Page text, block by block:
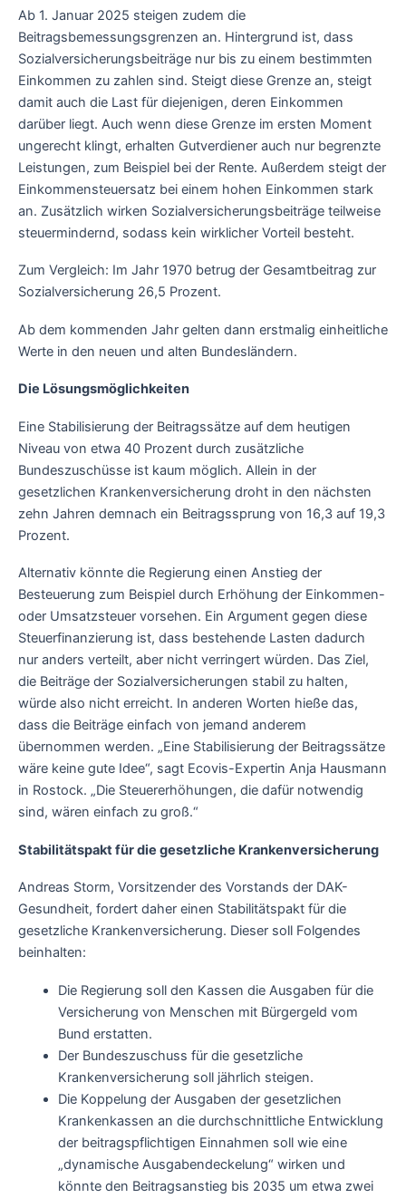
Ab 1. Januar 2025 steigen zudem die
Beitragsbemessungsgrenzen an. Hintergrund ist, dass
Sozialversicherungsbeiträge nur bis zu einem bestimmten
Einkommen zu zahlen sind. Steigt diese Grenze an, steigt
damit auch die Last für diejenigen, deren Einkommen
darüber liegt. Auch wenn diese Grenze im ersten Moment
ungerecht klingt, erhalten Gutverdiener auch nur begrenzte
Leistungen, zum Beispiel bei der Rente. Außerdem steigt der
Einkommensteuersatz bei einem hohen Einkommen stark
an. Zusätzlich wirken Sozialversicherungsbeiträge teilweise
steuermindernd, sodass kein wirklicher Vorteil besteht.
Zum Vergleich: Im Jahr 1970 betrug der Gesamtbeitrag zur
Sozialversicherung 26,5 Prozent.
Ab dem kommenden Jahr gelten dann erstmalig einheitliche
Werte in den neuen und alten Bundesländern.
Die Lösungsmöglichkeiten
Eine Stabilisierung der Beitragssätze auf dem heutigen
Niveau von etwa 40 Prozent durch zusätzliche
Bundeszuschüsse ist kaum möglich. Allein in der
gesetzlichen Krankenversicherung droht in den nächsten
zehn Jahren demnach ein Beitragssprung von 16,3 auf 19,3
Prozent.
Alternativ könnte die Regierung einen Anstieg der
Besteuerung zum Beispiel durch Erhöhung der Einkommen-
oder Umsatzsteuer vorsehen. Ein Argument gegen diese
Steuerfinanzierung ist, dass bestehende Lasten dadurch
nur anders verteilt, aber nicht verringert würden. Das Ziel,
die Beiträge der Sozialversicherungen stabil zu halten,
würde also nicht erreicht. In anderen Worten hieße das,
dass die Beiträge einfach von jemand anderem
übernommen werden. „Eine Stabilisierung der Beitragssätze
wäre keine gute Idee“, sagt Ecovis-Expertin Anja Hausmann
in Rostock. „Die Steuererhöhungen, die dafür notwendig
sind, wären einfach zu groß.“
Stabilitätspakt für die gesetzliche Krankenversicherung
Andreas Storm, Vorsitzender des Vorstands der DAK-
Gesundheit, fordert daher einen Stabilitätspakt für die
gesetzliche Krankenversicherung. Dieser soll Folgendes
beinhalten:
Die Regierung soll den Kassen die Ausgaben für die
Versicherung von Menschen mit Bürgergeld vom
Bund erstatten.
Der Bundeszuschuss für die gesetzliche
Krankenversicherung soll jährlich steigen.
Die Koppelung der Ausgaben der gesetzlichen
Krankenkassen an die durchschnittliche Entwicklung
der beitragspflichtigen Einnahmen soll wie eine
„dynamische Ausgabendeckelung“ wirken und
könnte den Beitragsanstieg bis 2035 um etwa zwei